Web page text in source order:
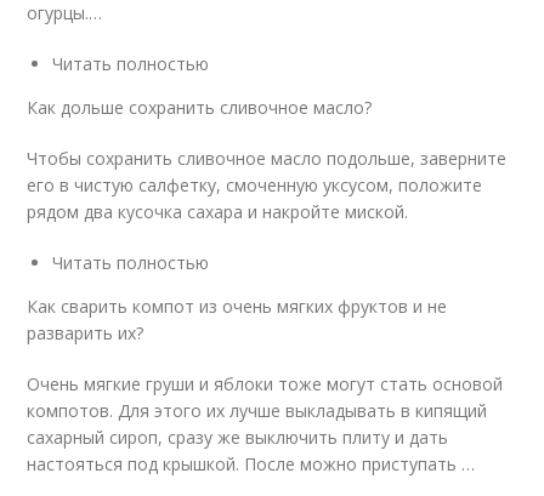
огурцы.…
Читать полностью
Как дольше сохранить сливочное масло?
Чтобы сохранить сливочное масло подольше, заверните
его в чистую салфетку, смоченную уксусом, положите
рядом два кусочка сахара и накройте миской.
Читать полностью
Как сварить компот из очень мягких фруктов и не
разварить их?
Очень мягкие груши и яблоки тоже могут стать основой
компотов. Для этого их лучше выкладывать в кипящий
сахарный сироп, сразу же выключить плиту и дать
настояться под крышкой. После можно приступать …